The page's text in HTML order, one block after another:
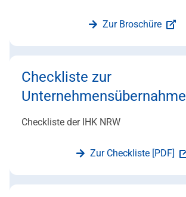
Zur Broschüre
Checkliste zur
Unternehmensübernahme
Checkliste der IHK NRW
Zur Checkliste [PDF]